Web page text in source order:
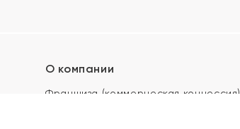
О компании
Франшиза (коммерческая концессия)